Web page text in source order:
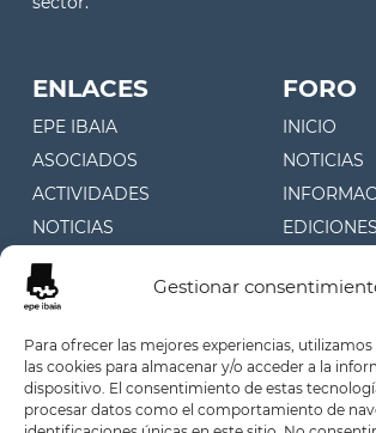
Gestionar
Para ofrecer las mejores experiencias,
las cookies para almacenar y/o acceder a la
dispositivo. El consentimiento de estas
procesar datos como el comportamiento de
ENLACES
EPE IBAIA
ASOCIADOS
ACTIVIDADES
NOTICIAS
CONTACTO
FORO
INICIO
NOTICIAS
CONTACTO
Juan Fermín Gilisagasti 4, 1º
Oficina 107 (Zuatzu)